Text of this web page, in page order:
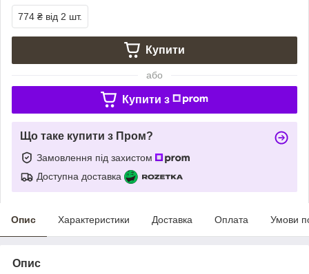
774 ₴ від 2 шт.
Купити
або
Купити з
Що таке купити з Пром?
Замовлення під захистом
Доступна доставка
Опис Характеристики Доставка Оплата Умови
Опис